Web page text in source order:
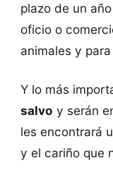
plazo de un
oficio o
animales y
Y lo más
salvo y serán
les encontrará
y el cariño que